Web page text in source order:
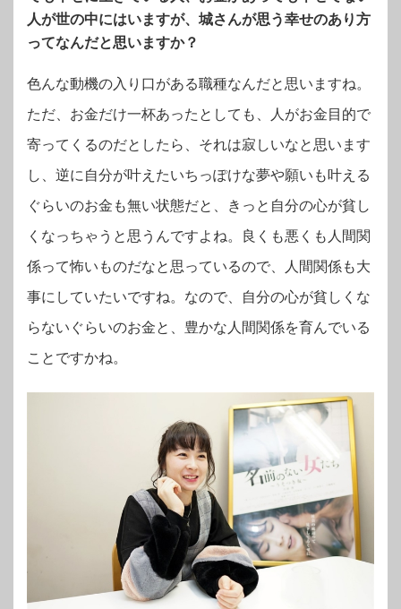
人が世の中にはいますが、城さんが思う幸せのあり方
ってなんだと思いますか？
色んな動機の入り口がある職種なんだと思いますね。
ただ、お金だけ一杯あったとしても、人がお金目的で
寄ってくるのだとしたら、それは寂しいなと思います
し、逆に自分が叶えたいちっぽけな夢や願いも叶える
ぐらいのお金も無い状態だと、きっと自分の心が貧し
くなっちゃうと思うんですよね。良くも悪くも人間関
係って怖いものだなと思っているので、人間関係も大
事にしていたいですね。なので、自分の心が貧しくな
らないぐらいのお金と、豊かな人間関係を育んでいる
ことですかね。